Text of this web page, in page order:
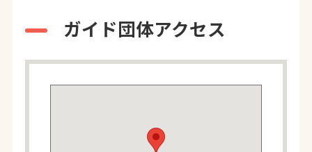
ガイド団体アクセス